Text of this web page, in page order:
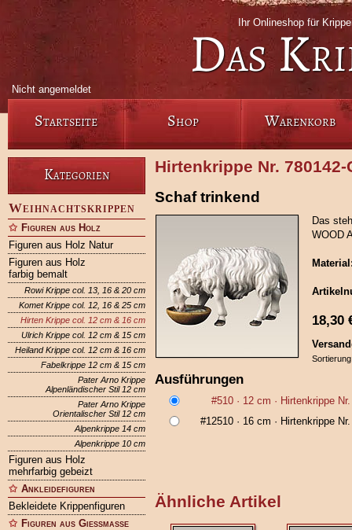
Ihr Onlineshop für
Das
Nicht angemeldet
Startseite Shop Warenkorb
Kategorien
Weihnachtskrippen
Figuren aus Holz
Figuren aus Holz Natur
Figuren aus Holz
farbig bemalt
Rowi Krippe col. 13, 16 & 20 cm
Komet Krippe col. 12, 16 & 25 cm
Hirten Krippe col. 12 cm & 16 cm
Ulrich Krippe col. 12 cm & 15 cm
Heiland Krippe col. 12 cm & 16 cm
Fabelkrippe 12 cm & 15 cm
Pater Arno Krippe
Alpenländischer Stil 12 cm
Pater Arno Krippe
Orientalischer Stil 12 cm
Alpenkrippe 14 cm
Alpenkrippe 10 cm
Figuren aus Holz
mehrfarbig gebeizt
Ankleidefiguren
Bekleidete Krippenfiguren
Figuren aus Gießmasse
Hirtenkrippe Nr.
Schaf trinkend
Das
WOOD
18,30
Ausführungen
#510 · 12 cm · Hirtenkrippe
#12510 · 16 cm · Hirtenkrippe
Ähnliche Artikel